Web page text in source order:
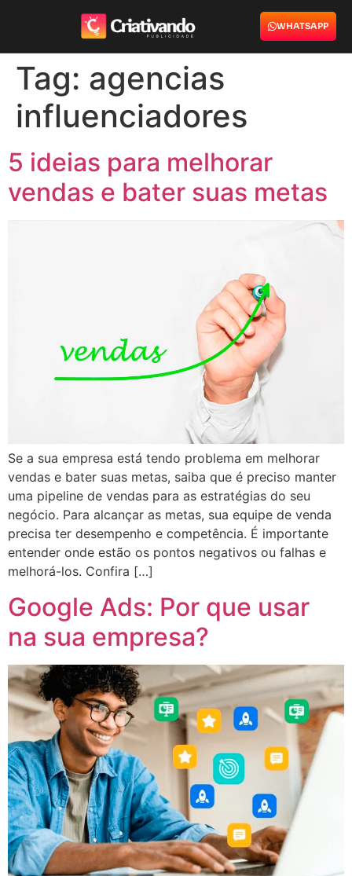
WHATSAPP
Tag: agencias
influenciadores
5 ideias para melhorar
vendas e bater suas metas
Se a sua empresa está tendo problema em melhorar
vendas e bater suas metas, saiba que é preciso manter
uma pipeline de vendas para as estratégias do seu
negócio. Para alcançar as metas, sua equipe de venda
precisa ter desempenho e competência. É importante
entender onde estão os pontos negativos ou falhas e
melhorá-los. Confira […]
Google Ads: Por que usar
na sua empresa?